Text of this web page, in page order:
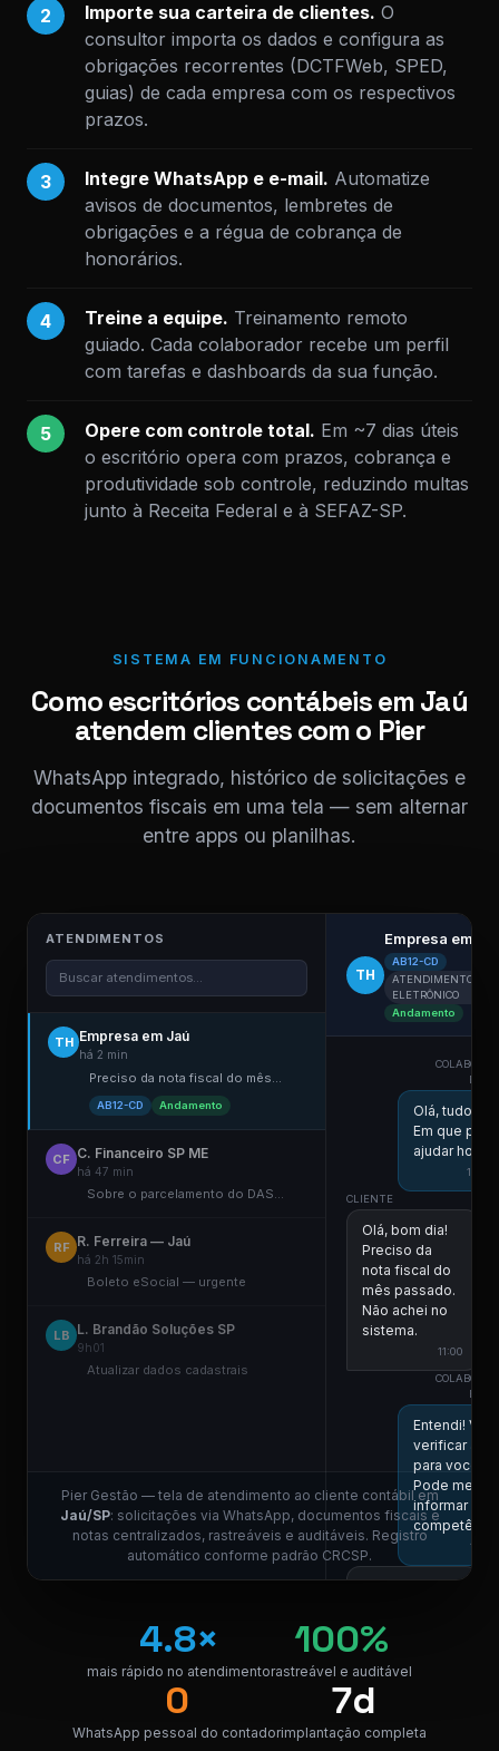
2 Importe sua carteira de clientes. O
consultor importa os dados e configura as
obrigações recorrentes (DCTFWeb, SPED,
guias) de cada empresa com os respectivos
prazos.
3 Integre WhatsApp e e-mail. Automatize
avisos de documentos, lembretes de
obrigações e a régua de cobrança de
honorários.
4 Treine a equipe. Treinamento remoto
guiado. Cada colaborador recebe um perfil
com tarefas e dashboards da sua função.
5 Opere com controle total. Em ~7 dias úteis
o escritório opera com prazos, cobrança e
produtividade sob controle, reduzindo multas
junto à Receita Federal e à SEFAZ-SP.
SISTEMA EM FUNCIONAMENTO
Como escritórios contábeis em Jaú
atendem clientes com o Pier
WhatsApp integrado, histórico de solicitações e
documentos fiscais em uma tela — sem alternar
entre apps ou planilhas.
ATENDIMENTOS
Buscar atendimentos...
TH Empresa em Jaú
há 2 min
Preciso da nota fiscal do mês...
AB12-CD Andamento
CF C. Financeiro SP ME
há 47 min
Sobre o parcelamento do DAS...
RF R. Ferreira — Jaú
há 2h 15min
Boleto eSocial — urgente
LB L. Brandão Soluções SP
9h01
Atualizar dados cadastrais
TH
Empresa em
AB12-CD
ATENDIMENTO
ELETRÔNICO
Andamento
Olá, tudo
Em que
ajudar hoje?
CLIENTE
Olá, bom dia!
Preciso da
nota fiscal do
mês passado.
Não achei no
sistema.
11:00
Entendi! Vou
verificar aqui
para você.
Pode me
informar a
favor.
o link para
Pier Gestão — tela de atendimento ao cliente contábil em
Jaú/SP: solicitações via WhatsApp, documentos fiscais e
notas centralizados, rastreáveis e auditáveis. Registro
automático conforme padrão CRCSP.
4.8×
mais rápido no atendimento
100%
rastreável e auditável
0
WhatsApp pessoal do contador
7d
implantação completa